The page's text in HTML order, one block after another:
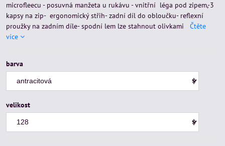
microfleecu - posuvná manžeta u rukávu - vnitřní léga pod zipem,-3
kapsy na zip- ergonomický střih- zadní díl do obloučku- reflexní
proužky na zadním díle- spodní lem lze stahnout olivkami Čtěte
více
barva
velikost